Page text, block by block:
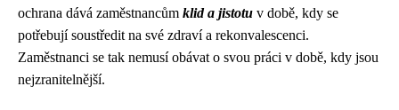
ochrana dává zaměstnancům klid a jistotu v době, kdy se
potřebují soustředit na své zdraví a rekonvalescenci.
Zaměstnanci se tak nemusí obávat o svou práci v době, kdy jsou
nejzranitelnější.